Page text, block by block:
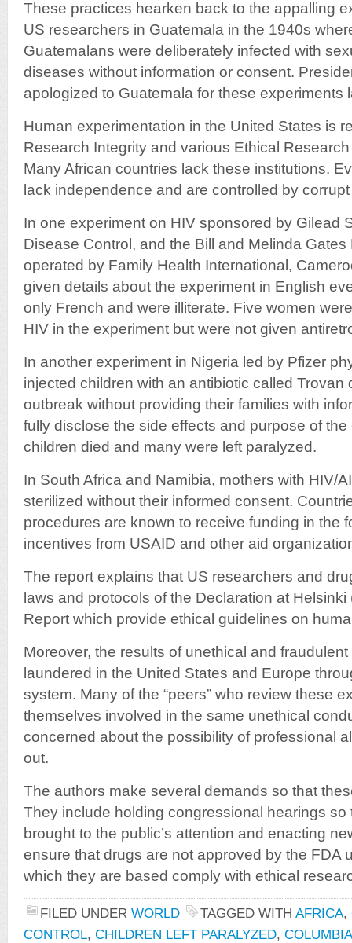
These practices hearken back to the appalling
US researchers in Guatemala in the 1940s
Guatemalans were deliberately infected with
diseases without information or consent.
apologized to Guatemala for these experiments
Human experimentation in the United States is
Research Integrity and various Ethical
Many African countries lack these institutions.
lack independence and are controlled by
In one experiment on HIV sponsored by Gilead
Disease Control, and the Bill and Melinda
operated by Family Health International,
given details about the experiment in English
only French and were illiterate. Five women
HIV in the experiment but were not given
In another experiment in Nigeria led by Pfizer
injected children with an antibiotic called Trovan
outbreak without providing their families with
fully disclose the side effects and purpose of
children died and many were left paralyzed.
In South Africa and Namibia, mothers with HIV/
sterilized without their informed consent.
procedures are known to receive funding in the
incentives from USAID and other aid
The report explains that US researchers and
laws and protocols of the Declaration at
Report which provide ethical guidelines on
Moreover, the results of unethical and
laundered in the United States and Europe
system. Many of the “peers” who review these
themselves involved in the same unethical
concerned about the possibility of professional
out.
The authors make several demands so that
They include holding congressional hearings so
brought to the public’s attention and enacting
ensure that drugs are not approved by the FDA
which they are based comply with ethical
FILED UNDER WORLD TAGGED WITH AFRICA,
CONTROL, CHILDREN LEFT PARALYZED,